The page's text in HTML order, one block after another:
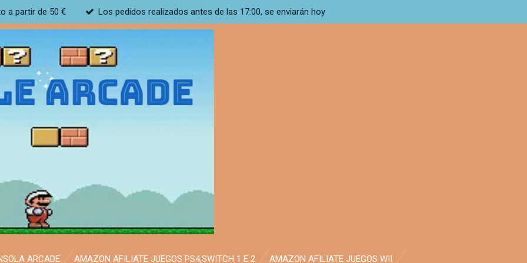
a partir de 50 € Los pedidos realizados antes de las 17:00, se enviarán hoy
ARCADE AMAZON AFILIATE JUEGOS PS4,SWITCH 1 E 2 AMAZON AFILIATE JUEGOS WII